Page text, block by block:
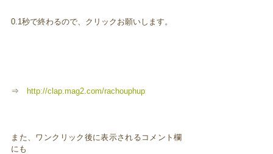
0.1秒で終わるので、クリックお願いします。
⇒http://clap.mag2.com/rachouphup
また、ワンクリック後に表示されるコメント欄
にも